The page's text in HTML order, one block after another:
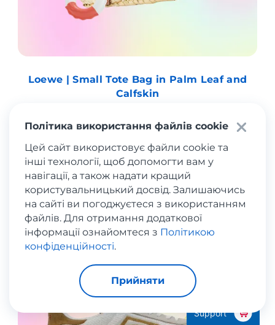
Loewe | Small Tote Bag in Palm Leaf and
Calfskin
ВЗУТТЯ Camper– Майорка, культовий бренд
авторського комфортного взуття.
Політика використання файлів cookie
Цей сайт використовує файли cookie та
інші технології, щоб допомогти вам у
навігації, а також надати кращий
користувальницький досвід. Залишаючись
на сайті ви погоджуєтеся з використанням
файлів. Для отримання додаткової
інформації ознайомтеся з Політикою
конфіденційності.
Прийняти
Support